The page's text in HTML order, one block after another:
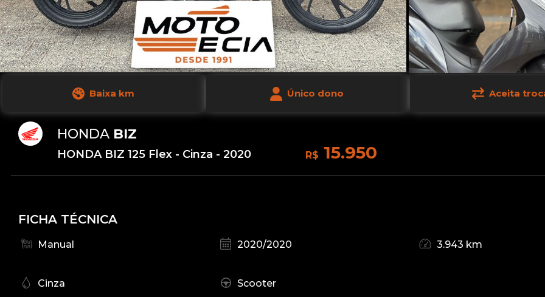
Baixa km Único dono Aceita
HONDA BIZ
HONDA BIZ 125 Flex - Cinza - 2020 R$ 15.950
FICHA TÉCNICA
Manual 2020/2020 3.943 km
Cinza Scooter